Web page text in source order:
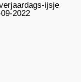
ijsje
2022